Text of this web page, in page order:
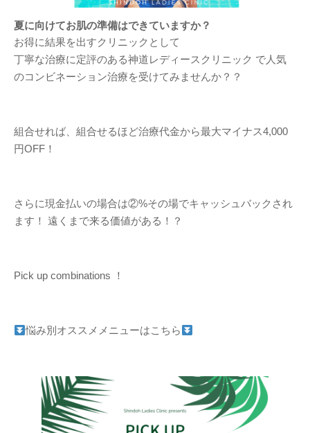
夏に向けてお肌の準備はできていますか？
お得に結果を出すクリニックとして
丁寧な治療に定評のある神道レディースクリニック で人気
のコンビネーション治療を受けてみませんか？？
組合せれば、組合せるほど治療代金から最大マイナス4,000
円OFF！
さらに現金払いの場合は②%その場でキャッシュバックされ
ます！ 遠くまで来る価値がある！？
Pick up combinations ！
悩み別オススメメニューはこちら